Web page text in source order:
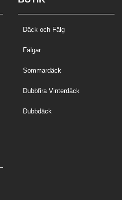
Däck och Fälg
Fälgar
Sommardäck
Dubbfira Vinterdäck
Dubbdäck